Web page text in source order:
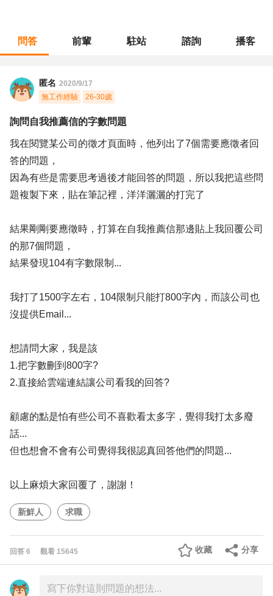
問答 前輩 駐站 諮詢 播客
匿名 2020/9/17
無工作經驗
26-30歲
詢問自我推薦信的字數問題
我在閱覽某公司的徵才頁面時，他列出了7個需要應徵者回
答的問題，
因為有些是需要思考過後才能回答的問題，所以我把這些問
題複製下來，貼在筆記裡，洋洋灑灑的打完了
結果剛剛要應徵時，打算在自我推薦信那邊貼上我回覆公司
的那7個問題，
結果發現104有字數限制...
我打了1500字左右，104限制只能打800字內，而該公司也
沒提供Email...
想請問大家，我是該
1.把字數刪到800字?
2.直接給雲端連結讓公司看我的回答?
顧慮的點是怕有些公司不喜歡看太多字，覺得我打太多廢
話...
但也想會不會有公司覺得我很認真回答他們的問題...
以上麻煩大家回覆了，謝謝！
新鮮人 求職
回答 6 觀看 15645 分享
收藏